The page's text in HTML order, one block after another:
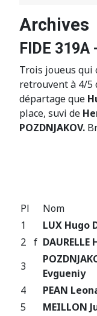
Archives
FIDE
Trois joueus qui
retrouvent à 4/5
départage que
place, suvi de
POZDNJAKOV.
Pl
Nom
1
LUX Hugo
2 f DAURELLE
3
Evgueniy
4
PEAN
5
MEILLON